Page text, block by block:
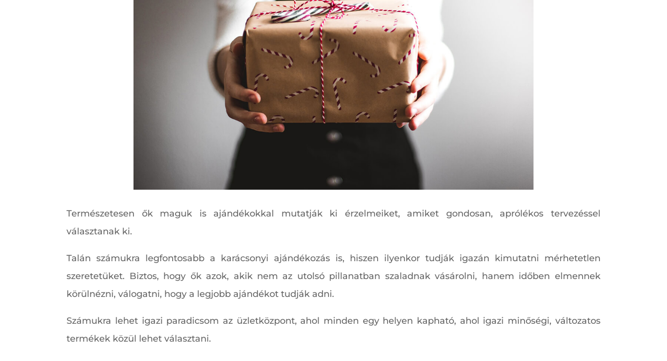
Természetesen ők maguk is ajándékokkal mutatják ki érzelmeiket, amiket gondosan, aprólékos tervezéssel
választanak ki.
Talán számukra legfontosabb a karácsonyi ajándékozás is, hiszen ilyenkor tudják igazán kimutatni mérhetetlen
szeretetüket. Biztos, hogy ők azok, akik nem az utolsó pillanatban szaladnak vásárolni, hanem időben elmennek
körülnézni, válogatni, hogy a legjobb ajándékot tudják adni.
Számukra lehet igazi paradicsom az üzletközpont, ahol minden egy helyen kapható, ahol igazi minőségi, változatos
termékek közül lehet választani.